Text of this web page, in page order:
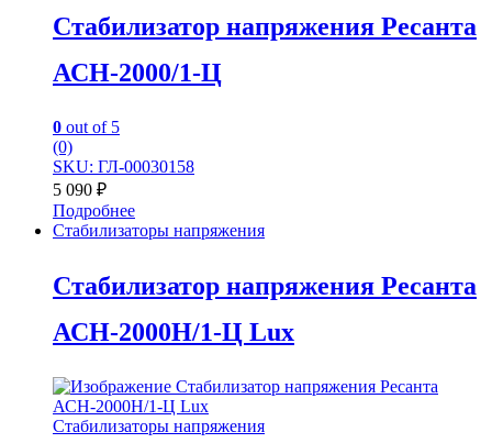
Стабилизатор напряжения Ресанта
АСН-2000/1-Ц
0 out of 5
(0)
SKU: ГЛ-00030158
5 090 ₽
Подробнее
Стабилизаторы напряжения
Стабилизатор напряжения Ресанта
АСН-2000H/1-Ц Lux
Стабилизаторы напряжения